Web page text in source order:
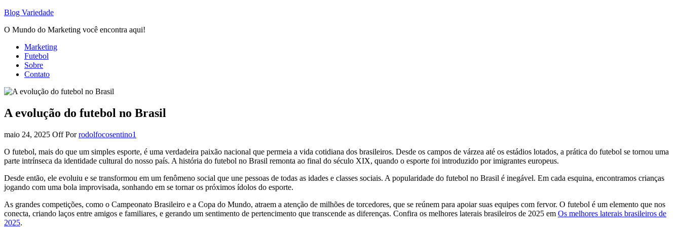
Blog Variedade
O Mundo do Marketing você encontra aqui!
Marketing
Futebol
Sobre
Contato
A evolução do futebol no Brasil
maio 24, 2025 OffPor rodolfocosentino1
O futebol, mais do que um simples esporte, é uma verdadeira paixão nacional que permeia a vida cotidiana dos brasileiros. Desde os campos de várzea até os estádios lotados, a prática do futebol se tornou uma
parte intrínseca da identidade cultural do nosso país. A história do futebol no Brasil remonta ao final do século XIX, quando o esporte foi introduzido por imigrantes europeus.
Desde então, ele evoluiu e se transformou em um fenômeno social que une pessoas de todas as idades e classes sociais. A popularidade do futebol no Brasil é inegável. Em cada esquina, encontramos crianças
jogando com uma bola improvisada, sonhando em se tornar os próximos ídolos do esporte.
As grandes competições, como o Campeonato Brasileiro e a Copa do Mundo, atraem a atenção de milhões de torcedores, que se reúnem para apoiar suas equipes com fervor. O futebol é um elemento que nos
conecta, criando laços entre amigos e familiares, e gerando um sentimento de pertencimento que transcende as diferenças. Confira os melhores laterais brasileiros de 2025 em Os melhores laterais brasileiros de
2025.